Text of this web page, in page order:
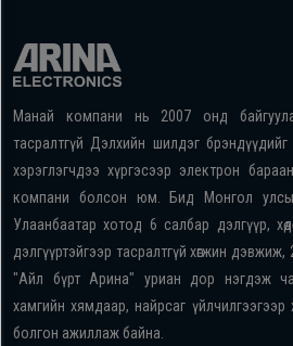
Манай компани нь 2007 онд
тасралтгүй Дэлхийн шилдэг
хэрэглэгчдээ хүргэсээр электрон
компани болсон юм. Бид Монгол улсын
Улаанбаатар хотод 6 салбар дэлгүүр,
дэлгүүртэйгээр тасралтгүй хөгжин
"Айл бүрт Арина" уриан дор нэгдэж
хамгийн хямдаар, найрсаг үйлчилгээгээр
болгон ажиллаж байна.